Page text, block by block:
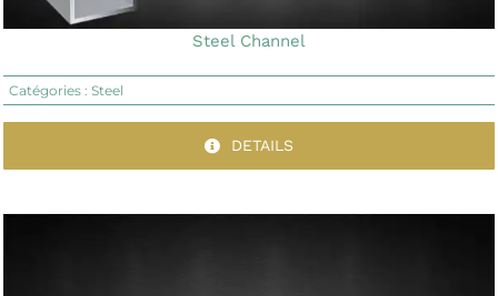
Steel Channel
Catégories : Steel
DETAILS